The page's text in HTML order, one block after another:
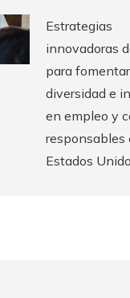
Estrategias
innovadoras
para fomentar
diversidad e
en empleo y
responsables
Estados